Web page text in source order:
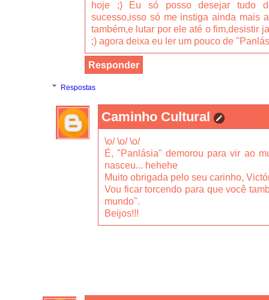
hoje ;) Eu só posso desejar tudo
sucesso,isso só me instiga ainda mais
também,e lutar por ele até o fim,desistir
;) agora deixa eu ler um pouco de
Responder
Respostas
Caminho Cultural
\o/ \o/ \o/
É, "Panlásia" demorou para vir ao
nasceu... hehehe
Muito obrigada pelo seu carinho,
Vou ficar torcendo para que você
mundo".
Beijos!!!